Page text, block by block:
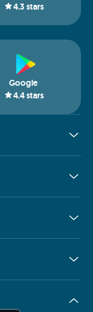
4.3 stars
Google
4.4stars